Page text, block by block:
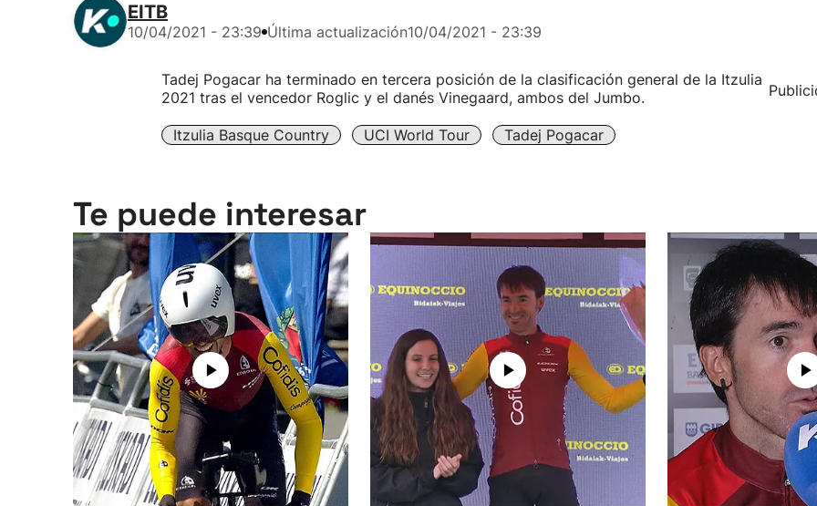
EITB
10/04/2021 - 23:39 Última actualización10/04/2021 - 23:39
Tadej Pogacar ha terminado en tercera posición de la clasificación general de la Itzulia
2021 tras el vencedor Roglic y el danés Vinegaard, ambos del Jumbo.
Itzulia Basque Country UCI World Tour Tadej Pogacar
Te puede interesar